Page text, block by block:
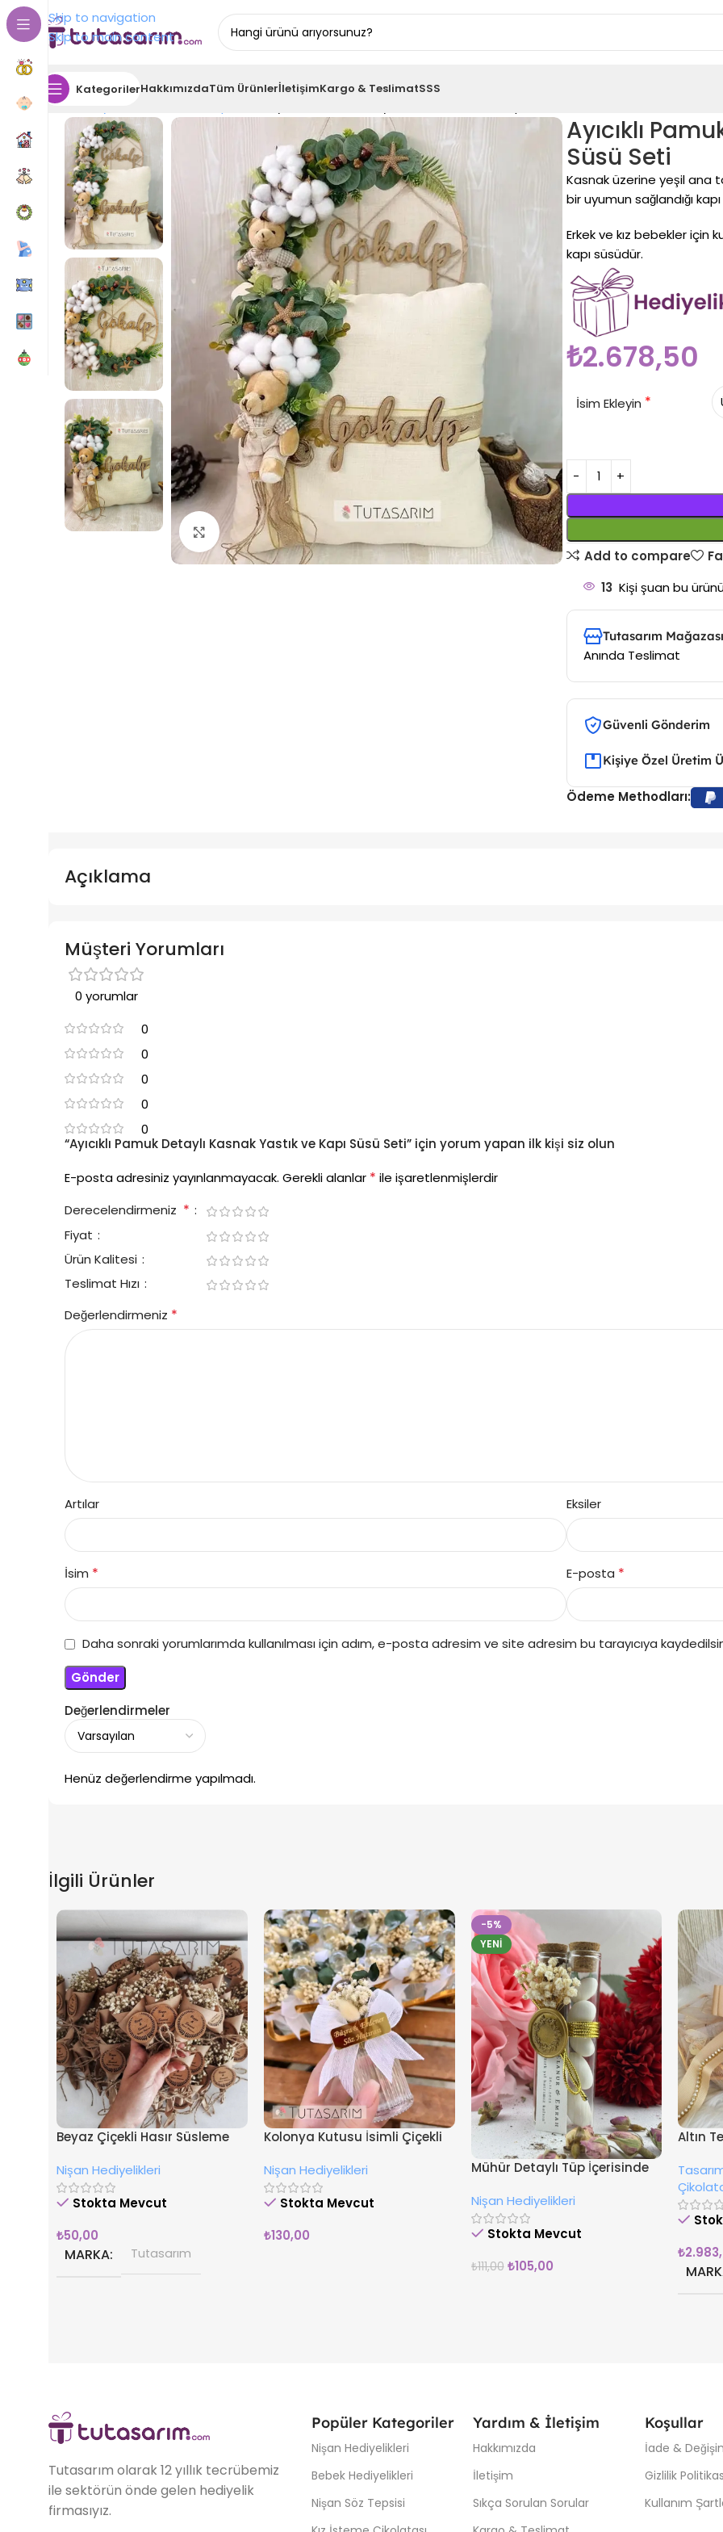
Skip to navigation
Skip to main content
KategorilerHakkımızdaTüm ÜrünlerİletişimKargo & TeslimatSSS
Ana Sayfa
Click to enlarge
Ayıcıklı
Süsü Seti
Kasnak üzerine yeşil ana
bir uyumun sağlandığı
Erkek ve kız bebekler için
kapı süsüdür.
₺2.678,50
İsim Ekleyin *
Add to compare
13 Kişi şuan bu
Tutasarım
Anında Teslimat
Güvenli Gönderim
Kişiye Özel Üretim
Ödeme Methodları:
Açıklama
Müşteri Yorumları
0 yorumlar
0
0
0
0
0
Değerlendirmeler
Henüz değerlendirme yapılmadı.
“Ayıcıklı Pamuk Detaylı Kasnak Yastık ve Kapı Süsü Seti” için yorum yapan ilk kişi siz olun
E-posta adresiniz yayınlanmayacak. Gerekli alanlar * ile işaretlenmişlerdir
Derecelendirmeniz *
Fiyat
Ürün Kalitesi
Teslimat Hızı
Değerlendirmeniz *
Artılar Eksiler
İsim * E-posta *
Daha sonraki yorumlarımda kullanılması için adım, e-posta adresim ve site adresim bu tarayıcıya
İlgili Ürünler
Beyaz Çiçekli Hasır Süsleme
Nişan Hediyelikleri
Stokta Mevcut
₺50,00
MARKA Tutasarım
Kolonya Kutusu İsimli Çiçekli
Nişan Hediyelikleri
Stokta Mevcut
₺130,00
-5%
YENI
Mühür Detaylı Tüp İçerisinde
Nişan Hediyelikleri
Stokta Mevcut
₺111,00 ₺105,00
Altın
₺
Tutasarım olarak 12 yıllık tecrübemiz
ile sektörün önde gelen hediyelik
firmasıyız.
Popüler Kategoriler
Nişan Hediyelikleri
Bebek Hediyelikleri
Nişan Söz Tepsisi
Yardım & İletişim
Hakkımızda
İletişim
Sıkça Sorulan Sorular
Koşullar
İade &
Gizlilik
Kullanım